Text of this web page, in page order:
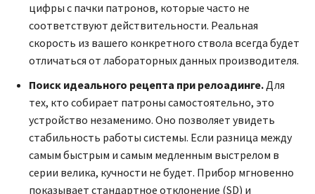
цифры с пачки патронов, которые часто не
соответствуют действительности. Реальная
скорость из вашего конкретного ствола всегда будет
отличаться от лабораторных данных производителя.
Поиск идеального рецепта при релоадинге.Для
тех, кто собирает патроны самостоятельно, это
устройство незаменимо. Оно позволяет увидеть
стабильность работы системы. Если разница между
самым быстрым и самым медленным выстрелом в
серии велика, кучности не будет. Прибор мгновенно
показывает стандартное отклонение (SD) и